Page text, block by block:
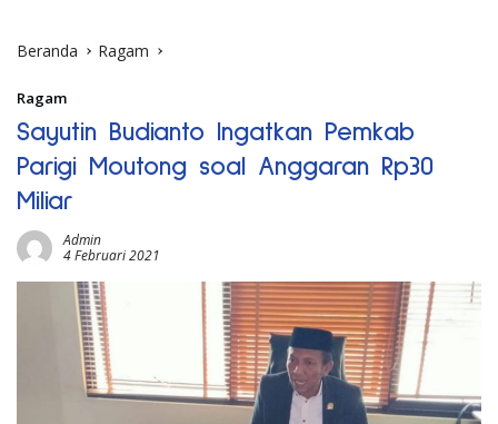
Beranda Ragam
Ragam
Sayutin Budianto Ingatkan Pemkab
Parigi Moutong soal Anggaran Rp30
Miliar
Admin
4 Februari 2021